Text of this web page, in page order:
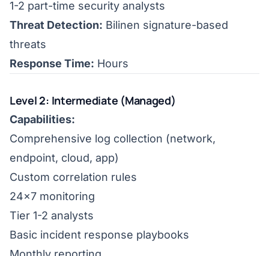
1-2 part-time security analysts
Threat Detection: Bilinen signature-based
threats
Response Time: Hours
Level 2: Intermediate (Managed)
Capabilities:
Comprehensive log collection (network,
endpoint, cloud, app)
Custom correlation rules
24x7 monitoring
Tier 1-2 analysts
Basic incident response playbooks